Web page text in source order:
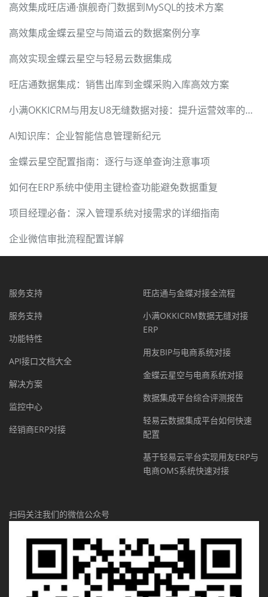
高效集成旺店通·旗舰奇门数据到MySQL的技术方案
高效集成金蝶云星空与简道云的数据案例分享
高效实现金蝶云星空与轻易云数据集成
旺店通数据集成：销售出库到金蝶采购入库高效方案
小满OKKICRM与用友U8无缝数据对接：提升运营效率的案例分享
AI知识库：企业智能信息管理新纪元
金蝶云星空配置指南：逐行与逐单查询注意事项
如何在ERP系统中使用主键检查功能避免数据重复
项目经理必备：深入管理系统对接需求的详细指南
企业微信审批流程配置详解
服务支持
服务支持
功能特性
API接口文档大全
解决方案
监控中心
经销商ERP对接
旺店通与金蝶对接全流程
小满OKKICRM数据无缝对接
ERP
用友BIP与电商系统对接
金蝶云星空与电商系统对接
数据集成平台综合评测报告
轻易云数据集成平台如何快速
配置
基于轻易云平台实现用友ERP与
电商OMS系统快速对接
扫码关注我们的微信公众号